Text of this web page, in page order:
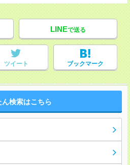
LINEで送る
ツイート ブックマーク
ん検索はこちら